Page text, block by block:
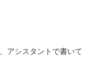
アシスタントで書いて